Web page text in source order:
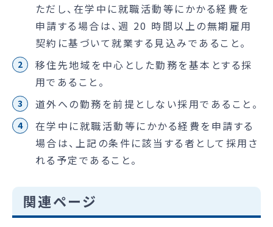
ただし、在学中に就職活動等にかかる経費を
申請する場合は、週 20 時間以上の無期雇用
契約に基づいて就業する見込みであること。
移住先地域を中心とした勤務を基本とする採
用であること。
道外への勤務を前提としない採用であること。
在学中に就職活動等にかかる経費を申請する
場合は、上記の条件に該当する者として採用さ
れる予定であること。
関連ページ